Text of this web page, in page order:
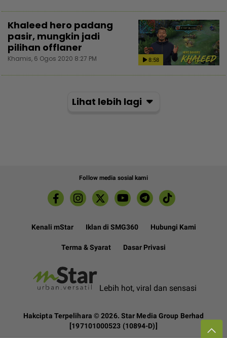
8:58
Khaleed hero padang
pasir, mungkin jadi
pilihan offlaner
Khamis, 6 Ogos 2020 8:27 PM
Lihat lebih lagi
Follow media sosial kami
Kenali mStar Iklan di SMG360 Hubungi Kami
Terma & Syarat Dasar Privasi
Lebih hot, viral dan sensasi
Hakcipta Terpelihara ©2026. Star Media Group Berhad
[197101000523 (10894-D)]